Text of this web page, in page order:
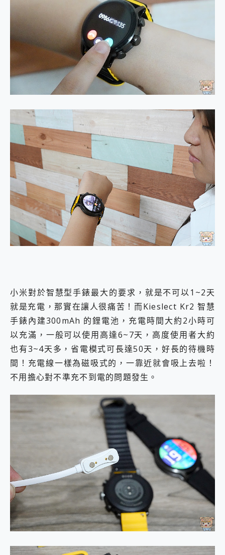
小米對於智慧型手錶最大的要求，就是不可以1~2天
就是充電，那實在讓人很痛苦！而Kieslect Kr2 智慧
手錶內建300mAh 的鋰電池，充電時間大約2小時可
以充滿，一般可以使用高達6~7天，高度使用者大約
也有3~4天多，省電模式可長達50天，好長的待機時
間！充電線一樣為磁吸式的，一靠近就會吸上去啦！
不用擔心對不準充不到電的問題發生。